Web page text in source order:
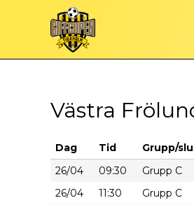
Västra
Dag Tid Grupp/
26/04
09:30 Grupp C
26/04
11:30 Grupp C